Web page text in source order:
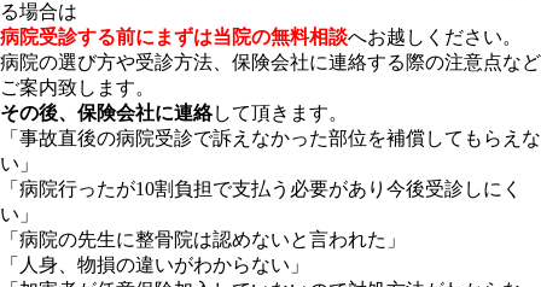
る場合は
病院受診する前にまずは当院の無料相談へお越しください。
病院の選び方や受診方法、保険会社に連絡する際の注意点など
ご案内致します。
その後、保険会社に連絡して頂きます。
「事故直後の病院受診で訴えなかった部位を補償してもらえな
い」
「病院行ったが10割負担で支払う必要があり今後受診しにく
い」
「病院の先生に整骨院は認めないと言われた」
「人身、物損の違いがわからない」